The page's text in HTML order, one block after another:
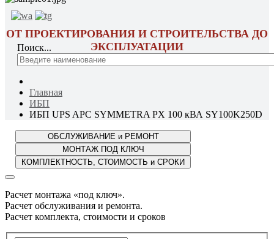
ОТ ПРОЕКТИРОВАНИЯ И СТРОИТЕЛЬСТВА ДО
ЭКСПЛУАТАЦИИ
Поиск...
Главная
ИБП
ИБП UPS APC SYMMETRA PX 100 кВА SY100K250D
Расчет монтажа «под ключ».
Расчет обслуживания и ремонта.
Расчет комплекта, стоимости и сроков